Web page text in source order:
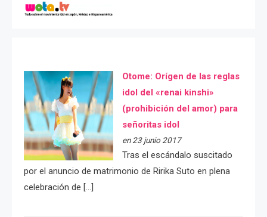
Otome: Orígen de las reglas
idol del «renai kinshi»
(prohibición del amor) para
señoritas idol
en 23 junio 2017
Tras el escándalo suscitado
por el anuncio de matrimonio de Ririka Suto en plena
celebración de […]